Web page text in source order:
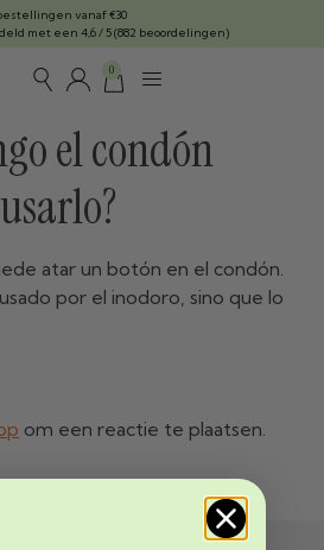
vanaf €30
met een 4,6 / 5 (882 beoordelingen)
0
el condón
atar un botón en el condón.
por el inodoro, sino que lo
om een reactie te plaatsen.